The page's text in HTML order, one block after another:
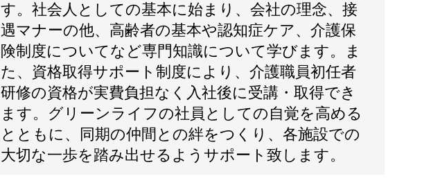
す。社会人としての基本に始まり、会社の理念、接
遇マナーの他、高齢者の基本や認知症ケア、介護保
険制度についてなど専門知識について学びます。ま
た、資格取得サポート制度により、介護職員初任者
研修の資格が実費負担なく入社後に受講・取得でき
ます。グリーンライフの社員としての自覚を高める
とともに、同期の仲間との絆をつくり、各施設での
大切な一歩を踏み出せるようサポート致します。